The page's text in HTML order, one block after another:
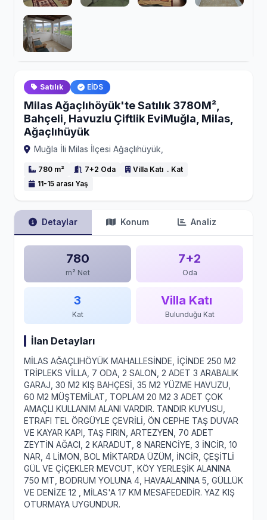
Satılık EİDS
Milas Ağaçlıhöyük'te Satılık 3780M²,
Bahçeli, Havuzlu Çiftlik EviMuğla, Milas,
Ağaçlıhüyük
Muğla İli Milas İlçesi Ağaçlıhüyük,
780 m² 7+2 Oda
Villa Katı . Kat
11-15 arası Yaş
Detaylar Konum Analiz
780
m² Net
7+2
Oda
3
Kat
Villa Katı
Bulunduğu Kat
İlan Detayları
MİLAS AĞAÇLIHÖYÜK MAHALLESİNDE, İÇİNDE 250 M2
TRİPLEKS VİLLA, 7 ODA, 2 SALON, 2 ADET 3 ARABALIK
GARAJ, 30 M2 KIŞ BAHÇESİ, 35 M2 YÜZME HAVUZU,
60 M2 MÜŞTEMİLAT, TOPLAM 20 M2 3 ADET ÇOK
AMAÇLI KULLANIM ALANI VARDIR. TANDIR KUYUSU,
ETRAFI TEL ÖRGÜYLE ÇEVRİLİ, ÖN CEPHE TAŞ DUVAR
VE KAYAR KAPI, TAŞ FIRIN, ARTEZYEN, 70 ADET
ZEYTİN AĞACI, 2 KARADUT, 8 NARENCİYE, 3 İNCİR, 10
NAR, 4 LİMON, BOL MİKTARDA ÜZÜM, İNCİR, ÇEŞİTLİ
GÜL VE ÇİÇEKLER MEVCUT, KÖY YERLEŞİK ALANINA
750 MT, BODRUM YOLUNA 4, HAVAALANINA 5, GÜLLÜK
VE DENİZE 12 , MİLAS'A 17 KM MESAFEDEDİR. YAZ KIŞ
OTURMAYA UYGUNDUR.